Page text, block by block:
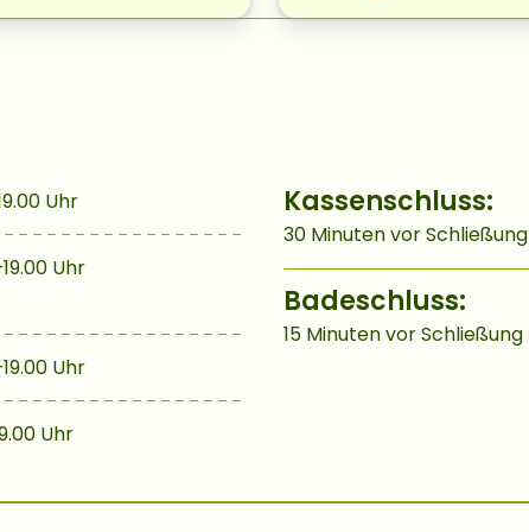
Uhr
Uhr
Uhr
Uhr
Kassenschluss:
30 Minuten vor Schließung
Badeschluss:
15 Minuten vor Schließung